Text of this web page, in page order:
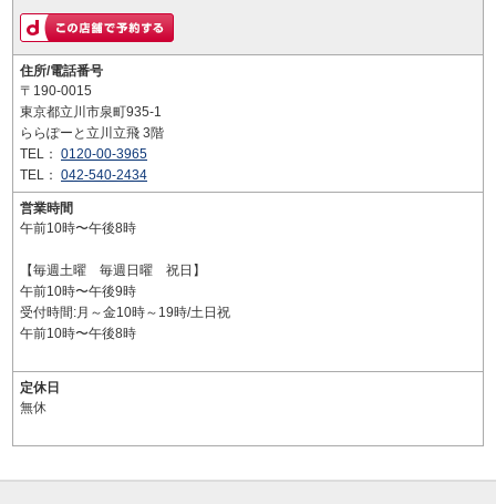
住所/電話番号
〒190-0015
東京都立川市泉町935-1
ららぽーと立川立飛 3階
TEL： 0120-00-3965
TEL： 042-540-2434
営業時間
午前10時〜午後8時
【毎週土曜 毎週日曜 祝日】
午前10時〜午後9時
受付時間:月～金10時～19時/土日祝
午前10時〜午後8時
定休日
無休